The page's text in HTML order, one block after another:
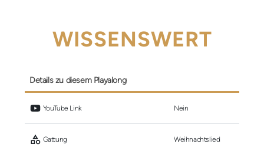
WISSENSWERT
Details zu diesem Playalong
YouTube Link Nein
Gattung Weihnachtslied